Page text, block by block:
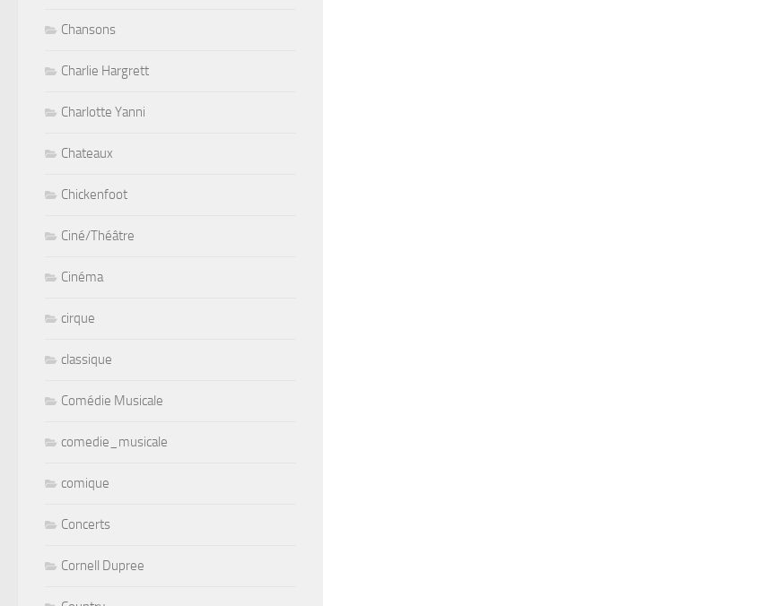
Chansons
Charlie Hargrett
Charlotte Yanni
Chateaux
Chickenfoot
Ciné/Théâtre
Cinéma
cirque
classique
Comédie Musicale
comedie_musicale
comique
Concerts
Cornell Dupree